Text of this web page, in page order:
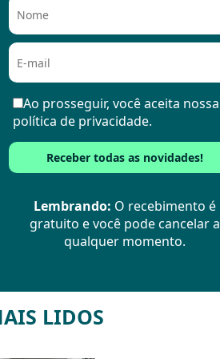
Ao prosseguir, você aceita nossa
política de privacidade.
Lembrando: O recebimento é
gratuito e você pode cancelar a
qualquer momento.
LIDOS